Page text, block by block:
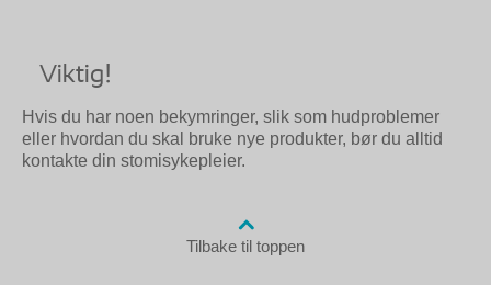
Viktig!
Hvis du har noen bekymringer, slik som hudproblemer
eller hvordan du skal bruke nye produkter, bør du alltid
kontakte din stomisykepleier.
Tilbake til toppen